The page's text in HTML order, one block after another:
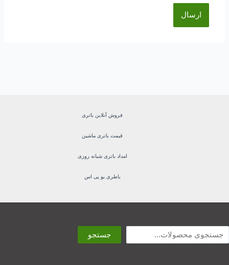
فروش آنلاین باتری
قیمت باتری ماشین
امداد باتری شبانه روزی
باطری یو پی اس
جستجو